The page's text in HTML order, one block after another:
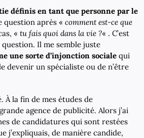
définis en tant que personne par le
question après « comment est-ce que
« tu fais quoi dans la vie ?« . C’est
question. Il me semble juste
une sorte d’injonction sociale qui
devenir un spécialiste ou de n’être
À la fin de mes études de
agence de publicité. Alors j’ai
de candidatures qui sont restées
j’expliquais, de manière candide,